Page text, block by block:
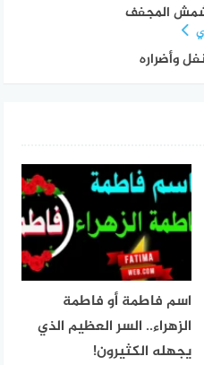
المجفف
وأضراره
اسم فاطمة أو فاطمة
الزهراء.. السر العظيم الذي
يجهله الكثيرون!